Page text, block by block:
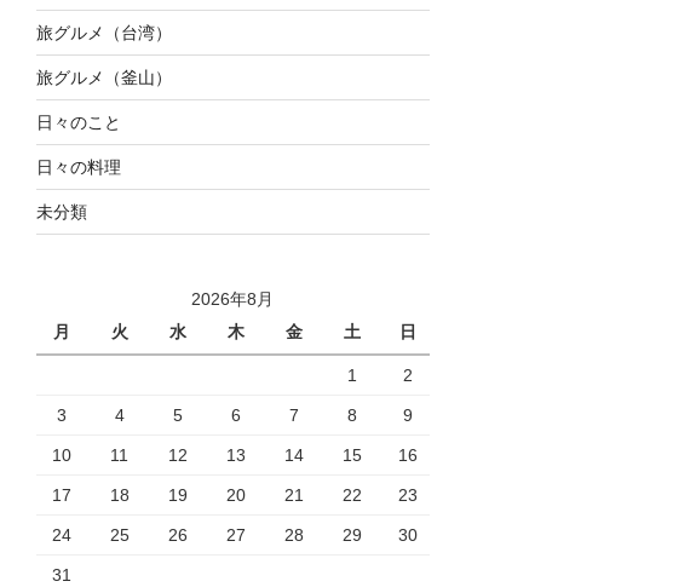
旅グルメ（台湾）
旅グルメ（釜山）
日々のこと
日々の料理
未分類
2026年8月
月
火 水 木 金 土 日
1 2
3 4 5 6 7 8 9
10 11 12 13 14 15 16
17 18 19 20 21 22 23
24 25 26 27 28 29 30
31